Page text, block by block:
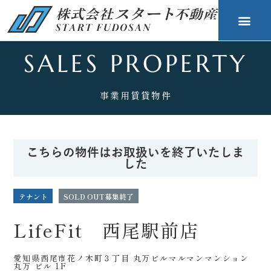
SALES PROPERTY
事業用賃貸物件
こちらの物件はお取扱いを終了いたしま
した
テナント SOLD OUT募集終了
LifeFit 西尾駅前店
愛知県西尾市花ノ木町３丁目 丸万ビルマルマンマンション
丸万 ビル 1F